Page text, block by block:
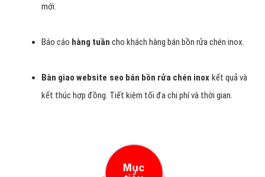
mới.
Báo cáo hàng tuần cho khách hàng bán bồn rửa chén inox.
Bàn giao website seo bán bồn rửa chén inox kết quả và
kết thúc hợp đồng. Tiết kiệm tối đa chi phí và thời gian.